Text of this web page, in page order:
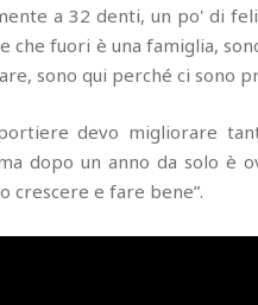
a 32 denti, un po' di
che fuori è una famiglia,
sono qui perché ci sono
devo migliorare
dopo un anno da solo è
crescere e fare bene”.